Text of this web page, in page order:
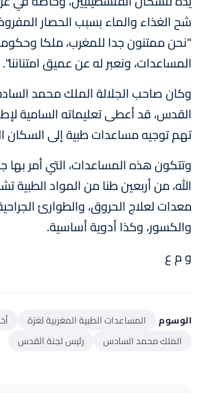
شح الغذاء والماء بسبب الحصار
"نحن ممتنون جدا للمغرب، ملكا
المساعدات، ونعبر له عن عميق امتناننا".
وكان صاحب الجلالة الملك محمد
القدس، قد أعطى تعليماته السامية
تهم توجيه مساعدات طبية إلى السكان
وتتكون هذه المساعدات، التي أمر بها
الله، من أربعين طنا من المواد
معدات لعلاج الحروق، والطوارئ
والكسور، وكذا أدوية أساسية.
و م ع
الوسوم المساعدات الطبية المغربية لغزة
الملك محمد السادس
رئيس لجنة القدس